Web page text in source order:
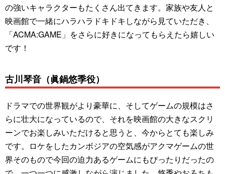
の強いキャラクターもたくさん出てきます。家族や友人と
映画館で一緒にハラハラドキドキしながら見ていただき、
「ACMA:GAME」をさらに好きになってもらえたら嬉しい
です！
古川琴音（眞鍋悠季役）
ドラマでの世界観がより豪華に、そしてゲームの規模はさ
らに壮大になっているので、それを映画館の大きなスクリ
ーンでお楽しみいただけると思うと、今からとても楽しみ
です。ロケをしたカンボジアの空気感がアクマゲームの世
界そのもので今回の迫力あるゲームにもぴったりだったの